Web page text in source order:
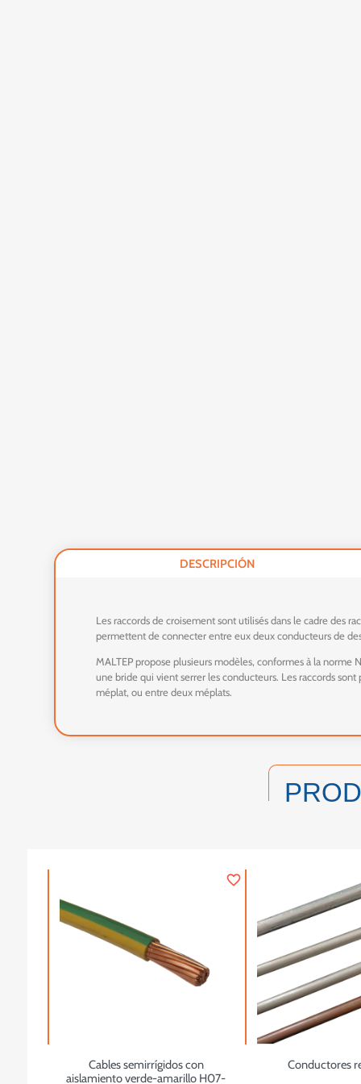
DESCRIPCIÓN
Les raccords de croisement sont utilisés dans le cadre des
permettent de connecter entre eux deux conducteurs de
MALTEP propose plusieurs modèles, conformes à la
une bride qui vient serrer les conducteurs. Les raccords
méplat, ou entre deux méplats.
Cables semirrígidos con
aislamiento verde-amarillo H07-
favorite_border
Conductores